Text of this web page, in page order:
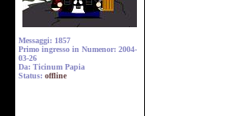
Messaggi: 1857
Primo ingresso in Numenor: 2004-
03-26
Da: Ticinum Papia
Status: offline